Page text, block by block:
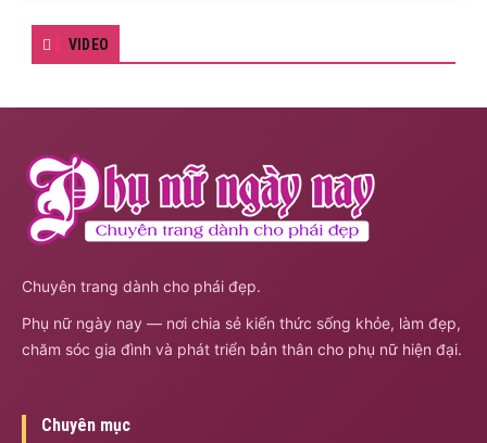
VIDEO
Chuyên trang dành cho phái đẹp.
Phụ nữ ngày nay — nơi chia sẻ kiến thức sống khỏe, làm đẹp,
chăm sóc gia đình và phát triển bản thân cho phụ nữ hiện đại.
Chuyên mục